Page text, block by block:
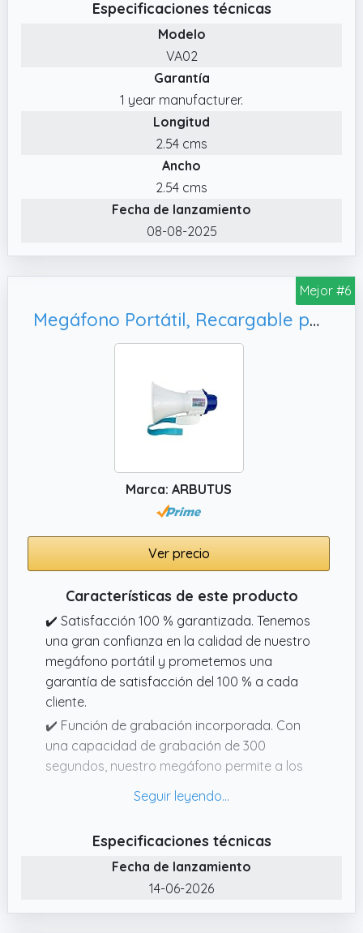
ofrece un sonido nítido de alta fidelidad, baja
distorsión, baja latencia y mínimo ruido,
incluso en entornos ruidosos.
✔️ Cinco Modos. (1) Modo Inalámbrico:
Conecte el amplificador de forma
inalámbrica a su teléfono/tableta para
usarlo como altavoz.
✔️ Micrófonos Inalámbricos Dobles. Este
amplificador de voz incluye dos micrófonos
inalámbricos.
Especificaciones técnicas
Modelo
VA02
Garantía
1 year manufacturer.
Longitud
2.54 cms
Ancho
2.54 cms
Fecha de lanzamiento
08-08-2025
Mejor #6
Megáfono Portátil, Recargable por USB.
Marca: ARBUTUS
Ver precio
Características de este producto
✔️ Satisfacción 100 % garantizada. Tenemos
una gran confianza en la calidad de nuestro
megáfono portátil y prometemos una
garantía de satisfacción del 100 % a cada
cliente.
✔️ Función de grabación incorporada. Con
una capacidad de grabación de 300
segundos, nuestro megáfono permite a los
indicaciones de voz preestablecidas, lo que
✔️ Potente salida de audio. Nuestro
megáfono portátil ofrece una enorme salida
de 30 W para un sonido claro y fuerte.
✔️ Alcance excepcional. Nuestro megáfono
Especificaciones técnicas
Fecha de lanzamiento
14-06-2026